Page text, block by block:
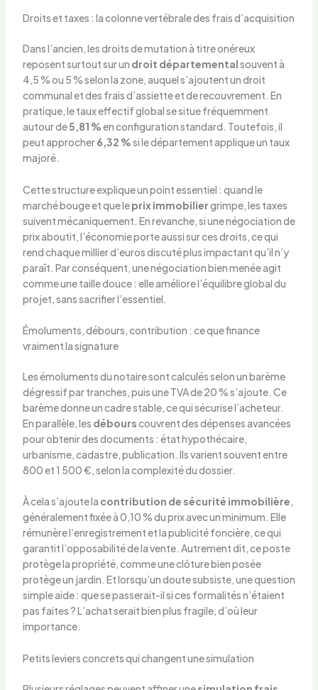
Droits et taxes : la colonne vertébrale des frais d’acquisition
Dans l’ancien, les droits de mutation à titre onéreux
reposent surtout sur un droit départementalsouvent à
4,5 % ou 5 % selon la zone, auquel s’ajoutent un droit
communal et des frais d’assiette et de recouvrement. En
pratique, le taux effectif global se situe fréquemment
autour de5,81 %en configuration standard. Toutefois, il
peut approcher6,32 %si le département applique un taux
majoré.
Cette structure explique un point essentiel : quand le
marché bouge et que leprix immobiliergrimpe, les taxes
suivent mécaniquement. En revanche, si une négociation de
prix aboutit, l’économie porte aussi sur ces droits, ce qui
rend chaque millier d’euros discuté plus impactant qu’il n’y
paraît. Par conséquent, une négociation bien menée agit
comme une taille douce : elle améliore l’équilibre global du
projet, sans sacrifier l’essentiel.
Émoluments, débours, contribution : ce que finance
vraiment la signature
Les émoluments du notaire sont calculés selon un barème
dégressif par tranches, puis une TVA de 20 % s’ajoute. Ce
barème donne un cadre stable, ce qui sécurise l’acheteur.
En parallèle, les débourscouvrent des dépenses avancées
pour obtenir des documents : état hypothécaire,
urbanisme, cadastre, publication. Ils varient souvent entre
800 et 1 500 €, selon la complexité du dossier.
À cela s’ajoute la contribution de sécurité immobilière,
généralement fixée à 0,10 % du prix avec un minimum. Elle
rémunère l’enregistrement et la publicité foncière, ce qui
garantit l’opposabilité de la vente. Autrement dit, ce poste
protège la propriété, comme une clôture bien posée
protège un jardin. Et lorsqu’un doute subsiste, une question
simple aide : que se passerait-il si ces formalités n’étaient
pas faites ? L’achat serait bien plus fragile, d’où leur
importance.
Petits leviers concrets qui changent une simulation